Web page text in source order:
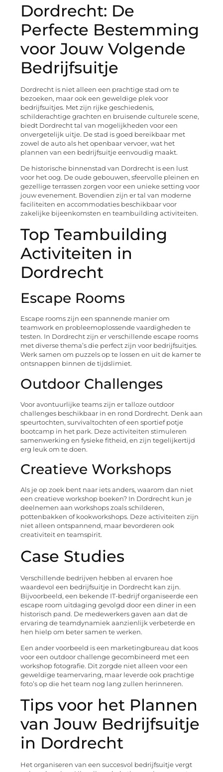
Dordrecht: De
Perfecte Bestemming
voor Jouw Volgende
Bedrijfsuitje
Dordrecht is niet alleen een prachtige stad om te
bezoeken, maar ook een geweldige plek voor
bedrijfsuitjes. Met zijn rijke geschiedenis,
schilderachtige grachten en bruisende culturele scene,
biedt Dordrecht tal van mogelijkheden voor een
onvergetelijk uitje. De stad is goed bereikbaar met
zowel de auto als het openbaar vervoer, wat het
plannen van een bedrijfsuitje eenvoudig maakt.
De historische binnenstad van Dordrecht is een lust
voor het oog. De oude gebouwen, sfeervolle pleinen en
gezellige terrassen zorgen voor een unieke setting voor
jouw evenement. Bovendien zijn er tal van moderne
faciliteiten en accommodaties beschikbaar voor
zakelijke bijeenkomsten en teambuilding activiteiten.
Top Teambuilding
Activiteiten in
Dordrecht
Escape Rooms
Escape rooms zijn een spannende manier om
teamwork en probleemoplossende vaardigheden te
testen. In Dordrecht zijn er verschillende escape rooms
met diverse thema’s die perfect zijn voor bedrijfsuitjes.
Werk samen om puzzels op te lossen en uit de kamer te
ontsnappen binnen de tijdslimiet.
Outdoor Challenges
Voor avontuurlijke teams zijn er talloze outdoor
challenges beschikbaar in en rond Dordrecht. Denk aan
speurtochten, survivaltochten of een sportief potje
bootcamp in het park. Deze activiteiten stimuleren
samenwerking en fysieke fitheid, en zijn tegelijkertijd
erg leuk om te doen.
Creatieve Workshops
Als je op zoek bent naar iets anders, waarom dan niet
een creatieve workshop boeken? In Dordrecht kun je
deelnemen aan workshops zoals schilderen,
pottenbakken of kookworkshops. Deze activiteiten zijn
niet alleen ontspannend, maar bevorderen ook
creativiteit en teamspirit.
Case Studies
Verschillende bedrijven hebben al ervaren hoe
waardevol een bedrijfsuitje in Dordrecht kan zijn.
Bijvoorbeeld, een bekende IT-bedrijf organiseerde een
escape room uitdaging gevolgd door een diner in een
historisch pand. De medewerkers gaven aan dat de
ervaring de teamdynamiek aanzienlijk verbeterde en
hen hielp om beter samen te werken.
Een ander voorbeeld is een marketingbureau dat koos
voor een outdoor challenge gecombineerd met een
workshop fotografie. Dit zorgde niet alleen voor een
geweldige teamervaring, maar leverde ook prachtige
foto’s op die het team nog lang zullen herinneren.
Tips voor het Plannen
van Jouw Bedrijfsuitje
in Dordrecht
Het organiseren van een succesvol bedrijfsuitje vergt